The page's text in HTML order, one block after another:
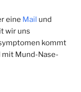
eine Mail und
wir uns
kommt
Mund-Nase-